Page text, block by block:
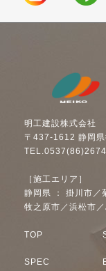
明工建設株式会社
〒437-1612 静岡
［施工エリア］
静岡県 ： 掛川市／
牧之原市／浜松市
TOP
SPEC